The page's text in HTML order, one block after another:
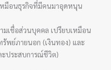
หมือนธุรกิจที่มีคนมาอุดหนุน
มเชื่อส่วนบุคคล เปรียบเหมือน
รัพย์ภายนอก (เงินทอง) และ
ประสบการณ์ชีวิต)